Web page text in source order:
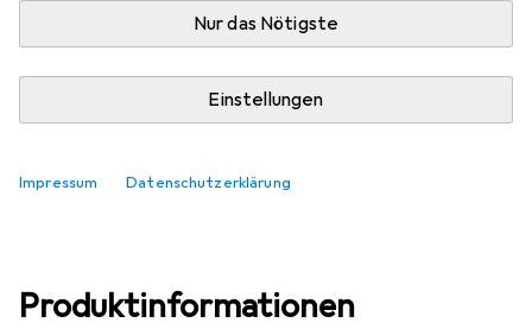
Nur das Nötigste
Einstellungen
Impressum Datenschutzerklärung
In den Warenkorb
kostenloser Versand
Produktinformationen